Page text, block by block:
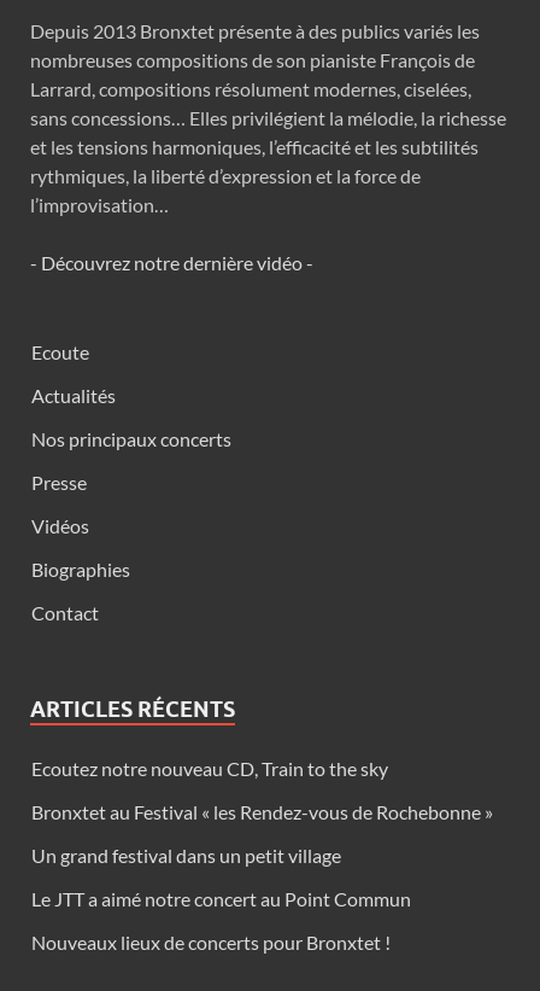
Depuis 2013 Bronxtet présente à des publics variés les
nombreuses compositions de son pianiste François de
Larrard, compositions résolument modernes, ciselées,
sans concessions… Elles privilégient la mélodie, la richesse
et les tensions harmoniques, l’efficacité et les subtilités
rythmiques, la liberté d’expression et la force de
l’improvisation…
- Découvrez notre dernière vidéo -
Ecoute
Actualités
Nos principaux concerts
Presse
Vidéos
Biographies
Contact
ARTICLES RÉCENTS
Ecoutez notre nouveau CD, Train to the sky
Bronxtet au Festival « les Rendez-vous de Rochebonne »
Un grand festival dans un petit village
Le JTT a aimé notre concert au Point Commun
Nouveaux lieux de concerts pour Bronxtet !